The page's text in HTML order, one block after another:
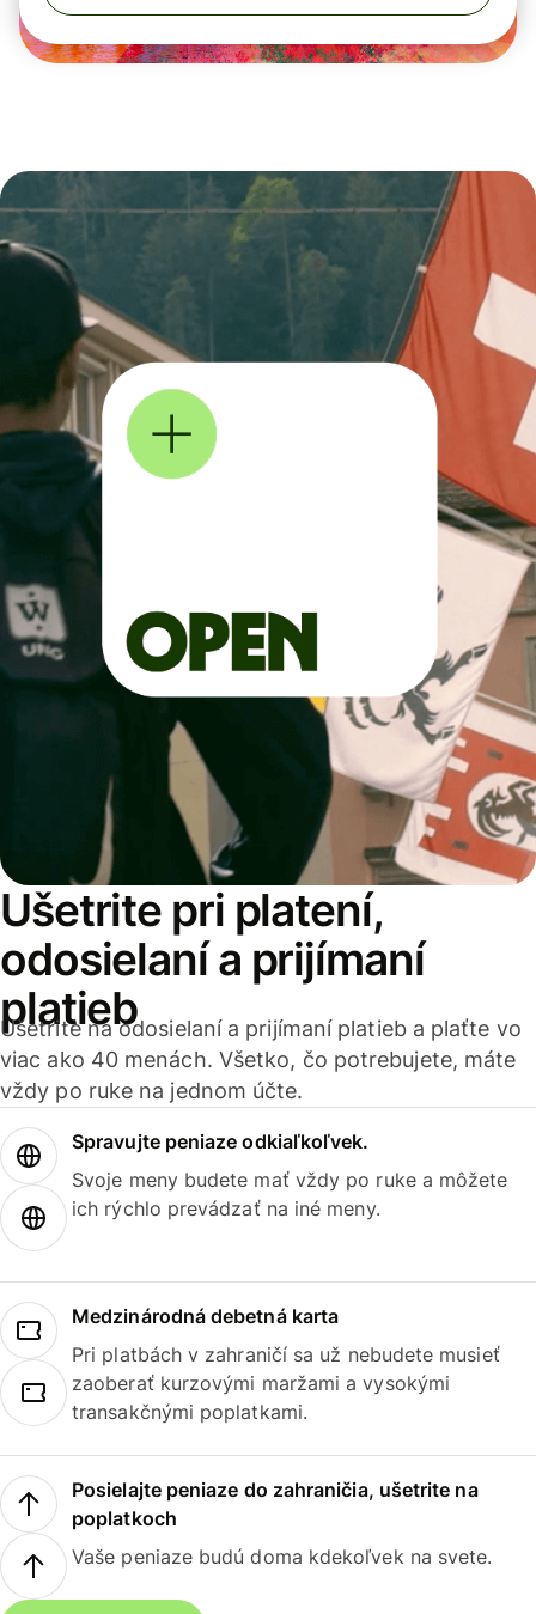
Ušetrite pri platení,
odosielaní a prijímaní
platieb
Ušetrite na odosielaní a prijímaní platieb a plaťte vo
viac ako 40 menách. Všetko, čo potrebujete, máte
vždy po ruke na jednom účte.
Spravujte peniaze odkiaľkoľvek.
Svoje meny budete mať vždy po ruke a môžete
ich rýchlo prevádzať na iné meny.
Medzinárodná debetná karta
Pri platbách v zahraničí sa už nebudete musieť
zaoberať kurzovými maržami a vysokými
transakčnými poplatkami.
Posielajte peniaze do zahraničia, ušetrite na
poplatkoch
Vaše peniaze budú doma kdekoľvek na svete.